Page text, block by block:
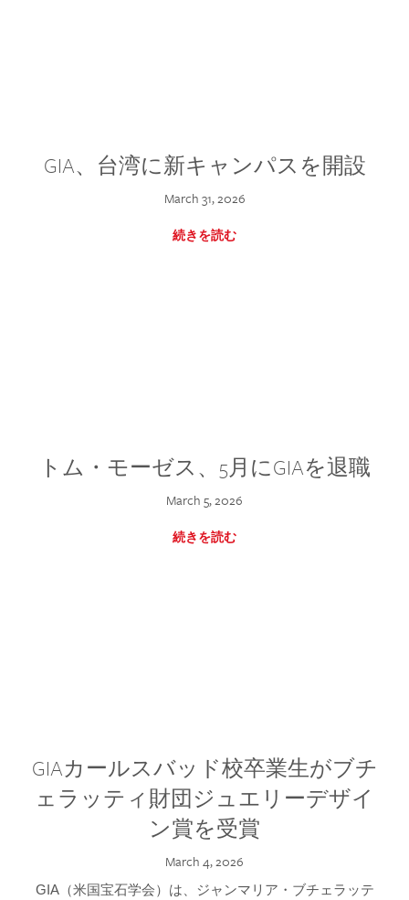
GIA、台湾に新キャンパスを開設
March 31, 2026
続きを読む
トム・モーゼス、5月にGIAを退職
March 5, 2026
続きを読む
GIAカールスバッド校卒業生がブチ
ェラッティ財団ジュエリーデザイ
ン賞を受賞
March 4, 2026
GIA（米国宝石学会）は、ジャンマリア・ブチェラッテ